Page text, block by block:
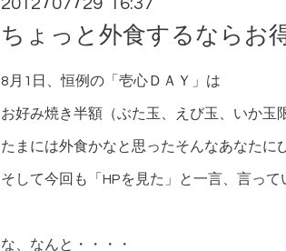
2012 07 29 16:37
ちょっと外食するならお
8月1日、恒例の「壱心ＤＡＹ」は
お好み焼き半額（ぶた玉、えび玉、いか玉
たまには外食かなと思ったそんなあなたに
そして今回も「HPを見た」と一言、言って
な、なんと・・・・